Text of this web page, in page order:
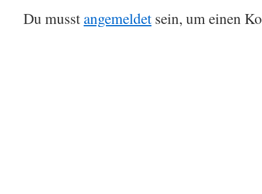
Du musst angemeldet sein, um einen